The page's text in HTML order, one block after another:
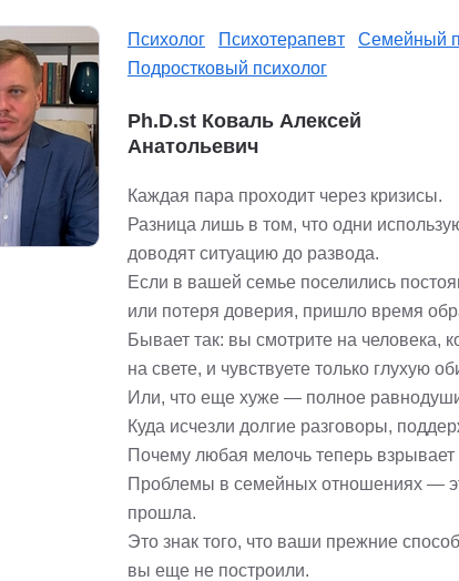
Психолог Психотерапевт Семейный
Подростковый психолог
Ph.D.st Коваль Алексей
Анатольевич
Каждая пара проходит через кризисы.
Разница лишь в том, что одни
доводят ситуацию до развода.
Если в вашей семье поселились
или потеря доверия, пришло время
Бывает так: вы смотрите на человека,
на свете, и чувствуете только глухую
Или, что еще хуже — полное
Куда исчезли долгие разговоры,
Почему любая мелочь теперь
Проблемы в семейных отношениях —
прошла.
Это знак того, что ваши прежние
вы еще не построили.